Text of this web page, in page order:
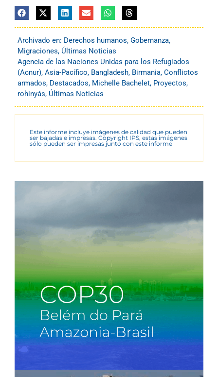
Archivado en: Derechos humanos, Gobernanza,
Migraciones, Últimas Noticias
Agencia de las Naciones Unidas para los Refugiados
(Acnur), Asia-Pacífico, Bangladesh, Birmania, Conflictos
armados, Destacados, Michelle Bachelet, Proyectos,
rohinyás, Últimas Noticias
Este informe incluye imágenes de calidad que pueden
ser bajadas e impresas. Copyright IPS, estas imágenes
sólo pueden ser impresas junto con este informe